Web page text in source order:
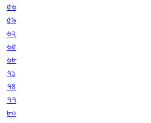
৫৬
৫৯
৬২
৬৫
৬৮
৭১
৭৪
৭৭
৮০